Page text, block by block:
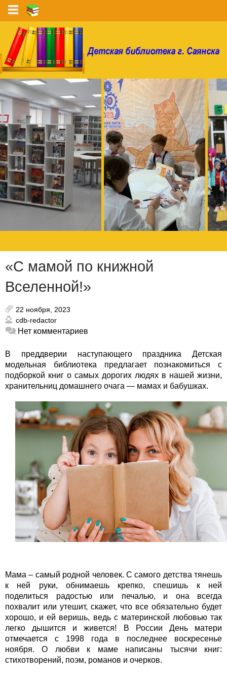
«С мамой по книжной
Вселенной!»
22 ноября, 2023
cdb-redactor
Нет комментариев
В преддверии наступающего праздника Детская
модельная библиотека предлагает познакомиться с
подборкой книг о самых дорогих людях в нашей жизни,
хранительниц домашнего очага — мамах и бабушках.
Мама – самый родной человек. С самого детства тянешь
к ней руки, обнимаешь крепко, спешишь к ней
поделиться радостью или печалью, и она всегда
похвалит или утешит, скажет, что все обязательно будет
хорошо, и ей веришь, ведь с материнской любовью так
легко дышится и живется! В России День матери
отмечается с 1998 года в последнее воскресенье
ноября. О любви к маме написаны тысячи книг:
стихотворений, поэм, романов и очерков.